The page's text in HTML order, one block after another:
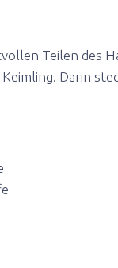
Teilen des
Darin